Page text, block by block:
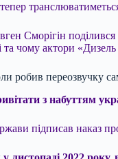
Сморігін
та чому актори
робив переозвучку
з набуттям
підписав наказ